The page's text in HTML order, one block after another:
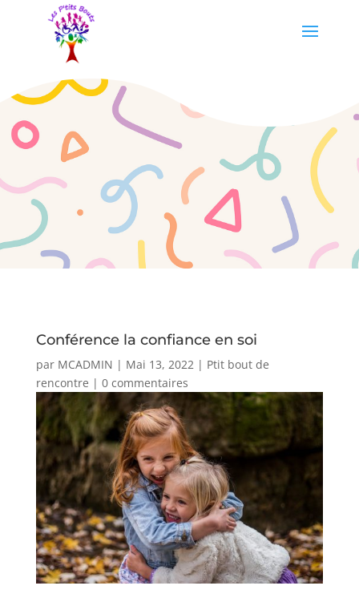
Conférence la confiance en soi
par MCADMIN | Mai 13, 2022| Ptit bout de
rencontre | 0 commentaires